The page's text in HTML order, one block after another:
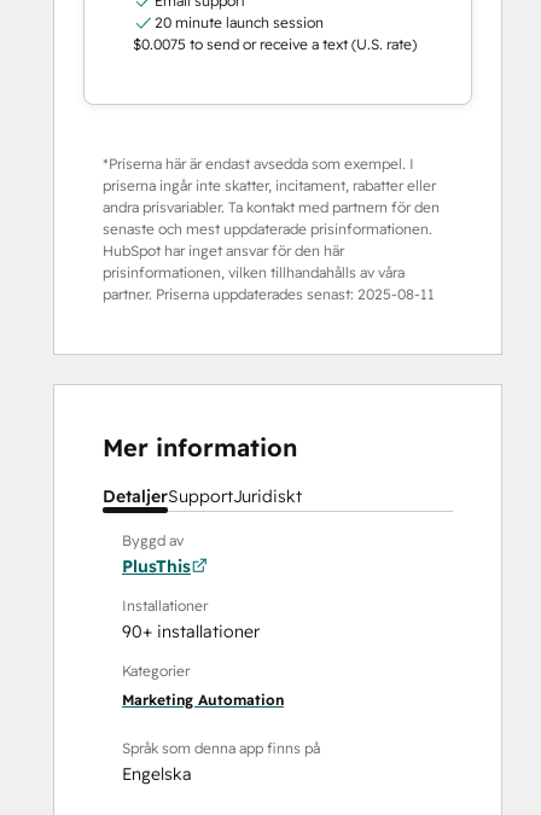
20 minute launch session
$0.0075 to send or receive a text (U.S. rate)
*Priserna här är endast avsedda som exempel. I
priserna ingår inte skatter, incitament, rabatter eller
andra prisvariabler. Ta kontakt med partnern för den
senaste och mest uppdaterade prisinformationen.
HubSpot har inget ansvar för den här
prisinformationen, vilken tillhandahålls av våra
partner. Priserna uppdaterades senast: 2025-08-11
Mer information
DetaljerSupportJuridiskt
Byggd av
PlusThis
Installationer
90+ installationer
Kategorier
Marketing Automation
Språk som denna app finns på
Engelska